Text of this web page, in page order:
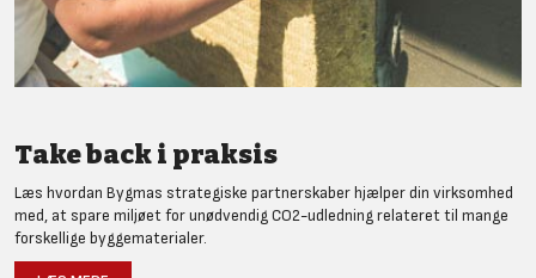
Take back i praksis
Læs hvordan Bygmas strategiske partnerskaber hjælper din virksomhed
med, at spare miljøet for unødvendig CO2-udledning relateret til mange
forskellige byggematerialer.